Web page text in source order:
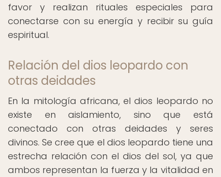
favor y realizan rituales especiales para
conectarse con su energía y recibir su guía
espiritual.
Relación del dios leopardo con
otras deidades
En la mitología africana, el dios leopardo no
existe en aislamiento, sino que está
conectado con otras deidades y seres
divinos. Se cree que el dios leopardo tiene una
estrecha relación con el dios del sol, ya que
ambos representan la fuerza y la vitalidad en